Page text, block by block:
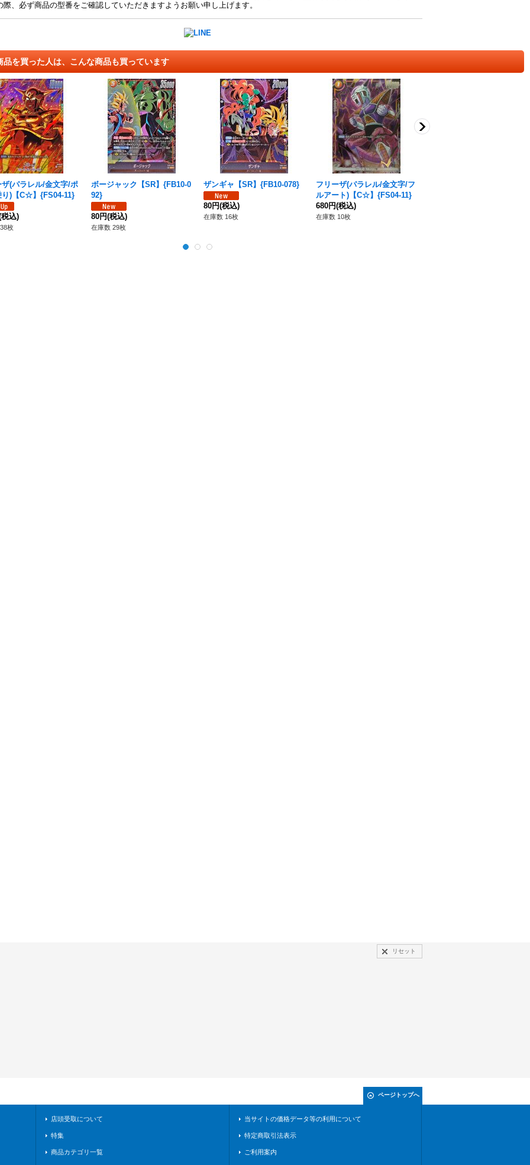
際、必ず商品の型番をご確認していただきますようお願い申し上げます。
品を買った人は、こんな商品も買っています
ザ(パラレル/金文字/ポ
り)【C☆】{FS04-11}
税込)
枚
ボージャック【SR】{FB10-0
92}
80円(税込)
在庫数 29枚
ザンギャ【SR】{FB10-078}
80円(税込)
在庫数 16枚
フリーザ(パラレル/金文字/フ
ルアート)【C☆】{FS04-11}
680円(税込)
在庫数 10枚
リセット
ページトップへ
店頭受取について
特集
商品カテゴリ一覧
当サイトの価格データ等の利用について
特定商取引法表示
ご利用案内